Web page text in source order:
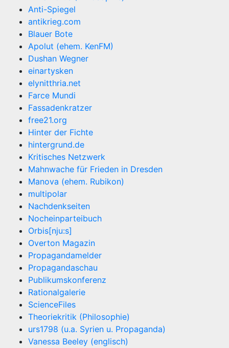
Anti-Spiegel
antikrieg.com
Blauer Bote
Apolut (ehem. KenFM)
Dushan Wegner
einartysken
elynitthria.net
Farce Mundi
Fassadenkratzer
free21.org
Hinter der Fichte
hintergrund.de
Kritisches Netzwerk
Mahnwache für Frieden in Dresden
Manova (ehem. Rubikon)
multipolar
Nachdenkseiten
Nocheinparteibuch
Orbis[nju:s]
Overton Magazin
Propagandamelder
Propagandaschau
Publikumskonferenz
Rationalgalerie
ScienceFiles
Theoriekritik (Philosophie)
urs1798 (u.a. Syrien u. Propaganda)
Vanessa Beeley (englisch)